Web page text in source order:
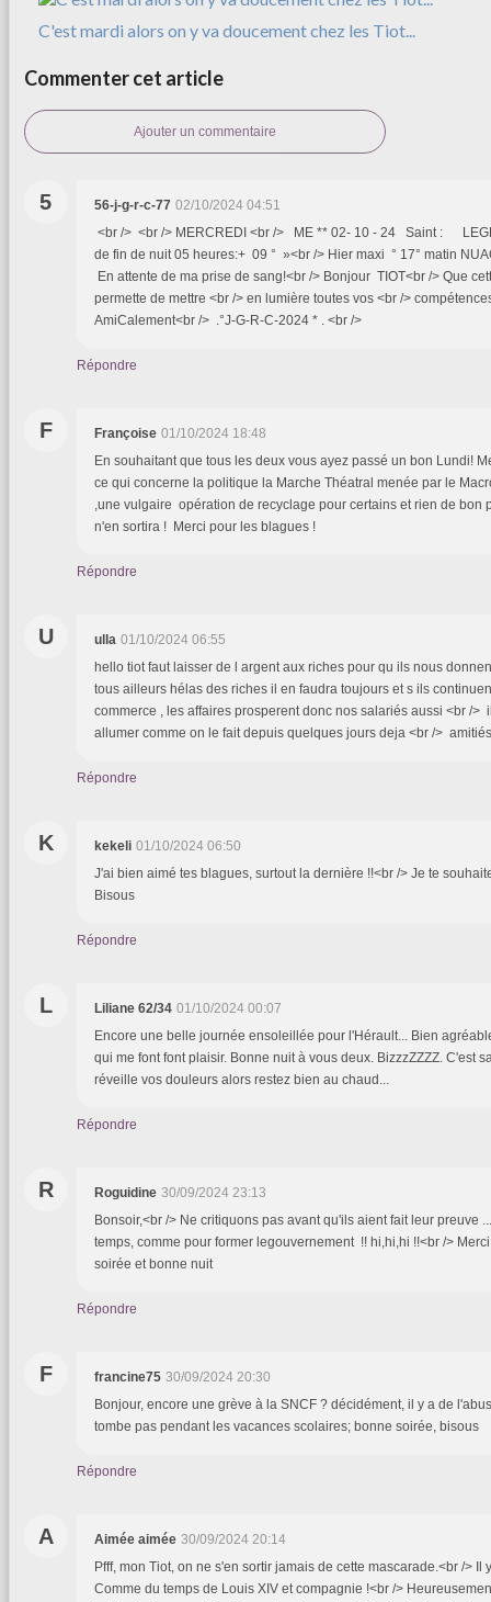
C'est mardi alors on y va doucement chez les Tiot...
Commenter cet article
Ajouter un commentaire
5 56-j-g-r-c-77 02/10/2024 04:51
<br /> <br /> MERCREDI <br /> ME ** 02- 10 - 24 Saint :
de fin de nuit 05 heures:+ 09 ° »<br /> Hier maxi ° 17° matin
En attente de ma prise de sang!<br /> Bonjour TIOT<br /> Que
permette de mettre <br /> en lumière toutes vos <br />
AmiCalement<br /> .°J-G-R-C-2024 * . <br />
Répondre
F Françoise 01/10/2024 18:48
En souhaitant que tous les deux vous ayez passé un bon Lundi!
ce qui concerne la politique la Marche Théatral menée par le
,une vulgaire opération de recyclage pour certains et rien de bon
n'en sortira ! Merci pour les blagues !
Répondre
U ulla 01/10/2024 06:55
hello tiot faut laisser de l argent aux riches pour qu ils nous
tous ailleurs hélas des riches il en faudra toujours et s ils
commerce , les affaires prosperent donc nos salariés aussi <br />
allumer comme on le fait depuis quelques jours deja <br /> amitiés
Répondre
K kekeli 01/10/2024 06:50
J'ai bien aimé tes blagues, surtout la dernière !!<br /> Je te
Bisous
Répondre
L Liliane 62/34 01/10/2024 00:07
Encore une belle journée ensoleillée pour l'Hérault... Bien
qui me font font plaisir. Bonne nuit à vous deux. BizzzZZZZ. C'est
réveille vos douleurs alors restez bien au chaud...
Répondre
R Roguidine 30/09/2024 23:13
Bonsoir,<br /> Ne critiquons pas avant qu'ils aient fait leur preuve
temps, comme pour former legouvernement !! hi,hi,hi !!<br />
soirée et bonne nuit
Répondre
F francine75 30/09/2024 20:30
Bonjour, encore une grève à la SNCF ? décidément, il y a de
tombe pas pendant les vacances scolaires; bonne soirée, bisous
Répondre
A Aimée aimée 30/09/2024 20:14
Pfff, mon Tiot, on ne s'en sortir jamais de cette mascarade.<br /> Il
Comme du temps de Louis XIV et compagnie !<br />